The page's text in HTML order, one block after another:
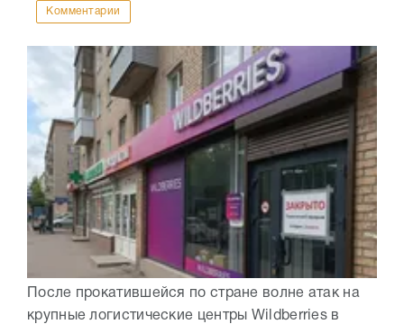
Комментарии
После прокатившейся по стране волне атак на
крупные логистические центры Wildberries в